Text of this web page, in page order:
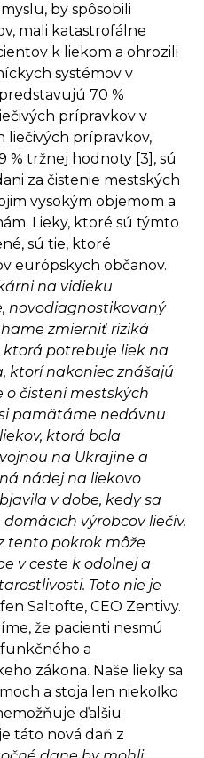
by spôsobili
mali katastrofálne
k liekom a ohrozili
systémov v
70 %
prípravkov v
liečivých prípravkov,
% tržnej hodnoty [3], sú
za čistenie mestských
vysokým objemom a
Lieky, ktoré sú týmto
sú tie, ktoré
európskych občanov.
na vidieku
novodiagnostikovaný
zmierniť riziká
potrebuje liek na
ktorí nakoniec znášajú
o čistení mestských
pamätáme nedávnu
ktorá bola
na Ukrajine a
nádej na liekovo
v dobe, kedy sa
výrobcov liečiv.
tento pokrok môže
v ceste k odolnej a
Toto nie je
Saltofte, CEO Zentivy.
že pacienti nesmú
a
zákona. Naše lieky sa
a stoja len niekoľko
ďalšiu
táto nová daň z